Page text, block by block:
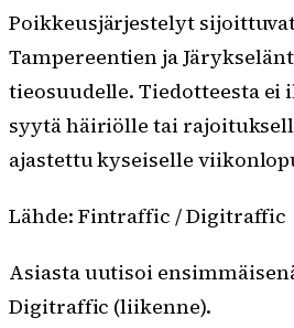
Poikkeusjärjestelyt
Tampereentien ja
tieosuudelle. Tiedotteesta ei
syytä häiriölle tai
ajastettu kyseiselle
Lähde: Fintraffic / Digitraffic
Asiasta uutisoi
Digitraffic (liikenne).